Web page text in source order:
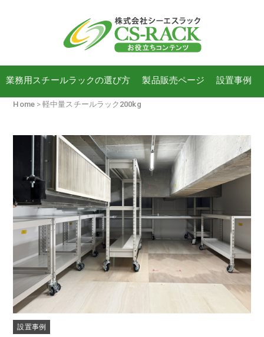
業務用スチールラックの選び方 製品販売ページ 設置事例
Home 軽中量スチールラック200kg
設置事例